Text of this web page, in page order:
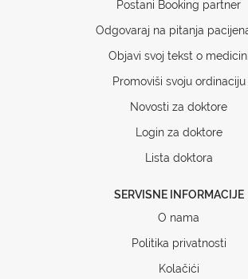
Postani Booking partner
Odgovaraj na pitanja
Objavi svoj tekst o medicini
Promoviši svoju ordinaciju
Novosti za doktore
Login za doktore
Lista doktora
SERVISNE INFORMACIJE
O nama
Politika privatnosti
Kolačići